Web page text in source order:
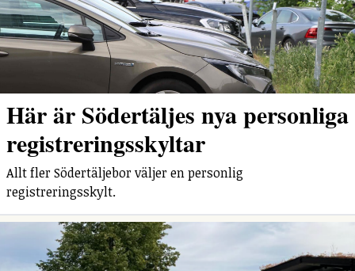
Här är Södertäljes nya personliga
registreringsskyltar
Allt fler Södertäljebor väljer en personlig
registreringsskylt.